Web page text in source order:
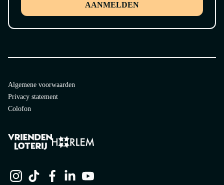
AANMELDEN
Algemene voorwaarden
Privacy statement
Colofon